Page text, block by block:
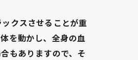
クスさせることが重
を動かし、全身の血
もありますので、そ